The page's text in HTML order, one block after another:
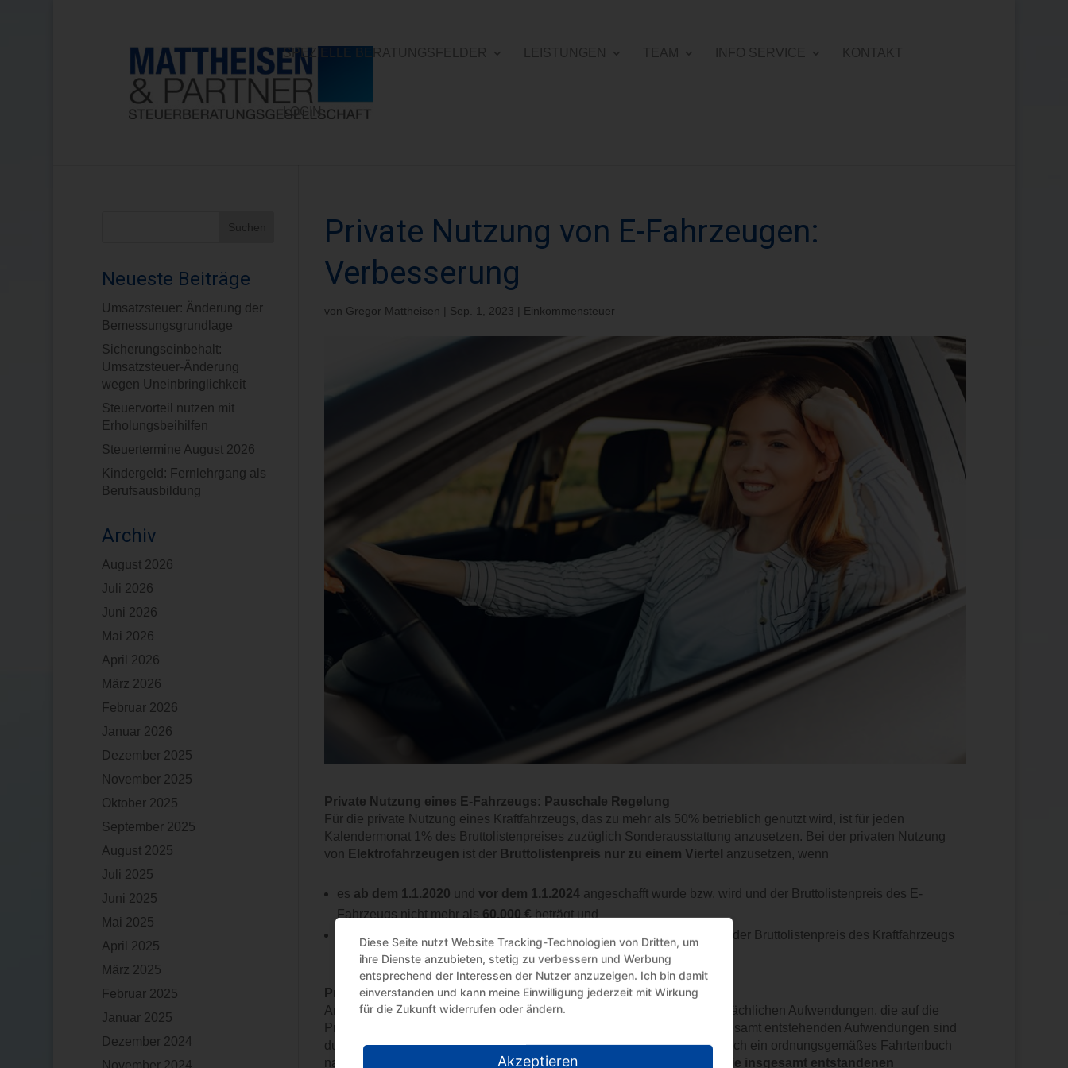
SPEZIELLE BERATUNGSFELDER LEISTUNGEN TEAM INFO SERVICE KONTAKT
LOGIN
Private Nutzung von E-Fahrzeugen:
Verbesserung
von Gregor Mattheisen Sep. 1, 2023 Einkommensteuer
Private Nutzung eines E-Fahrzeugs: Pauschale Regelung
Für die private Nutzung eines Kraftfahrzeugs, das zu mehr als 50% betrieblich genutzt wird, ist für jeden
Kalendermonat 1% des Bruttolistenpreises zuzüglich Sonderausstattung anzusetzen. Bei der privaten Nutzung
von Elektrofahrzeugen ist der Bruttolistenpreis nur zu einem Viertel anzusetzen, wenn
es ab dem 1.1.2020 undvor dem 1.1.2024 angeschafft wurde bzw. wird und der Bruttolistenpreis des E-
Fahrzeugs nicht mehr als 60.000 €beträgt und
nach dem 31.12.2023 und vor dem 1.1.2031
angeschafft wird und der Bruttolistenpreis des Kraftfahrzeugs
nicht mehr als80.000 €beträgt.
Private Nutzung eines E-Fahrzeugs: Fahrtenbuch
Anstelle der pauschalen Regelung kann die private Nutzung mit den tatsächlichen Aufwendungen, die auf die
Privatfahrten entfallen, angesetzt werden. Die für das Kraftfahrzeug insgesamt entstehenden Aufwendungen sind
durch Belege und das Verhältnis der privaten zu den übrigen Fahrten durch ein ordnungsgemäßes Fahrtenbuch
nachzuweisen. Bei der privaten Nutzung von
Elektrofahrzeugen sind die insgesamt entstandenen
Neueste Beiträge
Umsatzsteuer: Änderung der
Bemessungsgrundlage
Sicherungseinbehalt:
Umsatzsteuer-Änderung
wegen Uneinbringlichkeit
Steuervorteil nutzen mit
Erholungsbeihilfen
Steuertermine August 2026
Kindergeld: Fernlehrgang als
Berufsausbildung
Archiv
August 2026
Juli 2026
Juni 2026
Mai 2026
April 2026
März 2026
Februar 2026
Januar 2026
Dezember 2025
November 2025
Oktober 2025
September 2025
August 2025
Juli 2025
Juni 2025
Mai 2025
April 2025
März 2025
Februar 2025
Januar 2025
Dezember 2024
November 2024
Diese Seite nutzt Website Tracking-Technologien von Dritten, um
ihre Dienste anzubieten, stetig zu verbessern und Werbung
entsprechend der Interessen der Nutzer anzuzeigen. Ich bin damit
einverstanden und kann meine Einwilligung jederzeit mit Wirkung
für die Zukunft widerrufen oder ändern.
Akzeptieren